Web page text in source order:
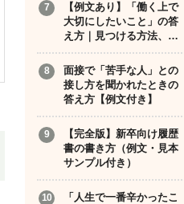
【例文あり】「働く上で
大切にしたいこと」の答
え方｜見つける方法、…
面接で「苦手な人」との
接し方を聞かれたときの
答え方【例文付き】
【完全版】新卒向け履歴
書の書き方（例文・見本
サンプル付き）
「人生で一番辛かったこ